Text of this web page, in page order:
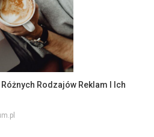
Rodzajów Reklam I Ich